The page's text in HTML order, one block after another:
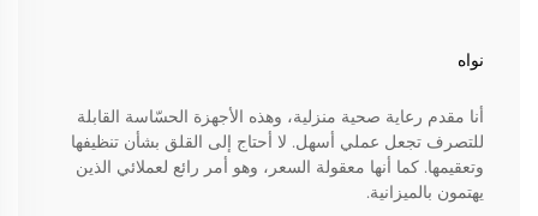
نواه
أنا مقدم رعاية صحية منزلية، وهذه الأجهزة الحسّاسة القابلة
للتصرف تجعل عملي أسهل. لا أحتاج إلى القلق بشأن تنظيفها
وتعقيمها. كما أنها معقولة السعر، وهو أمر رائع لعملائي الذين
يهتمون بالميزانية.